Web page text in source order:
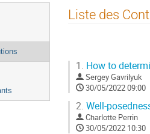
Liste des
1. How to
Sergey Gavrilyuk
30/05/2022 09:00
2. Well-
Charlotte Perrin
30/05/2022 10:30